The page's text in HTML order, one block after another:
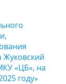
Жуковский
«ЦБ», на
году»